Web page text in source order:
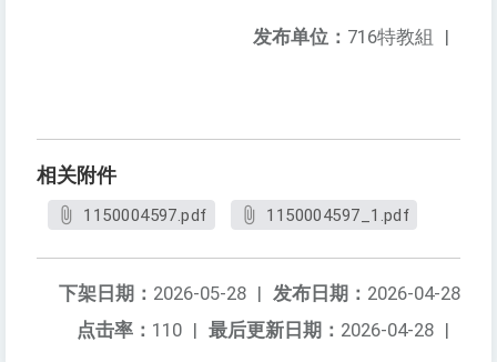
发布单位： 716特教組 |
相关附件
1150004597.pdf 1150004597_1.pdf
发布日期： 2026-04-28
下架日期： 2026-05-28 |
最后更新日期： 2026-04-28 |
点击率： 110 |